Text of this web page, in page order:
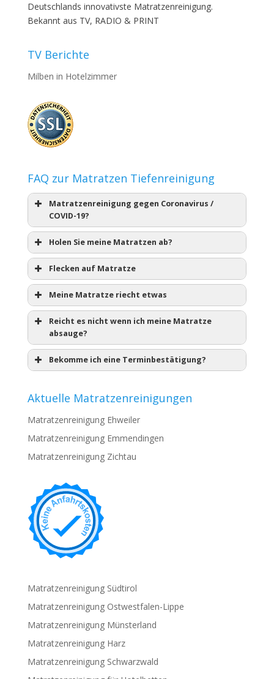
Deutschlands innovativste Matratzenreinigung.
Bekannt aus TV, RADIO & PRINT
TV Berichte
Milben in Hotelzimmer
FAQ zur Matratzen Tiefenreinigung
Matratzenreinigung gegen Coronavirus /
COVID-19?
Holen Sie meine Matratzen ab?
Flecken auf Matratze
Meine Matratze riecht etwas
Reicht es nicht wenn ich meine Matratze
absauge?
Bekomme ich eine Terminbestätigung?
Aktuelle Matratzenreinigungen
Matratzenreinigung Ehweiler
Matratzenreinigung Emmendingen
Matratzenreinigung Zichtau
Matratzenreinigung Südtirol
Matratzenreinigung Ostwestfalen-Lippe
Matratzenreinigung Münsterland
Matratzenreinigung Harz
Matratzenreinigung Schwarzwald